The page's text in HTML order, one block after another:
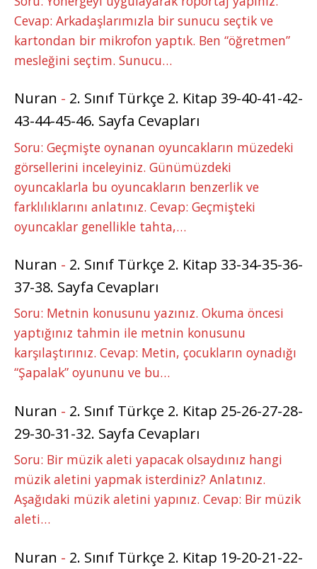
Cevap: Arkadaşlarımızla bir sunucu seçtik ve
kartondan bir mikrofon yaptık. Ben “öğretmen”
mesleğini seçtim. Sunucu…
Nuran - 2. Sınıf Türkçe 2. Kitap 39-40-41-42-
43-44-45-46. Sayfa Cevapları
Soru: Geçmişte oynanan oyuncakların müzedeki
görsellerini inceleyiniz. Günümüzdeki
oyuncaklarla bu oyuncakların benzerlik ve
farklılıklarını anlatınız. Cevap: Geçmişteki
oyuncaklar genellikle tahta,…
Nuran - 2. Sınıf Türkçe 2. Kitap 33-34-35-36-
37-38. Sayfa Cevapları
Soru: Metnin konusunu yazınız. Okuma öncesi
yaptığınız tahmin ile metnin konusunu
karşılaştırınız. Cevap: Metin, çocukların oynadığı
“Şapalak” oyununu ve bu…
Nuran - 2. Sınıf Türkçe 2. Kitap 25-26-27-28-
29-30-31-32. Sayfa Cevapları
Soru: Bir müzik aleti yapacak olsaydınız hangi
müzik aletini yapmak isterdiniz? Anlatınız.
Aşağıdaki müzik aletini yapınız. Cevap: Bir müzik
aleti…
Nuran - 2. Sınıf Türkçe 2. Kitap 19-20-21-22-